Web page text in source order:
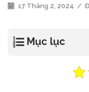
17 Tháng 2, 2024 /
Mục lục